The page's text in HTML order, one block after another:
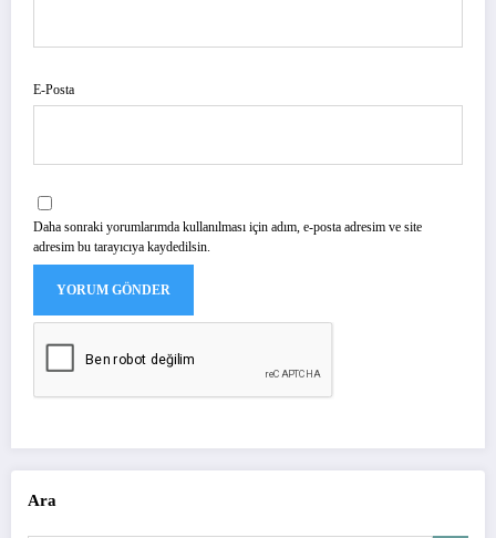
E-Posta
Daha sonraki yorumlarımda kullanılması için adım, e-posta adresim ve site
adresim bu tarayıcıya kaydedilsin.
Ara